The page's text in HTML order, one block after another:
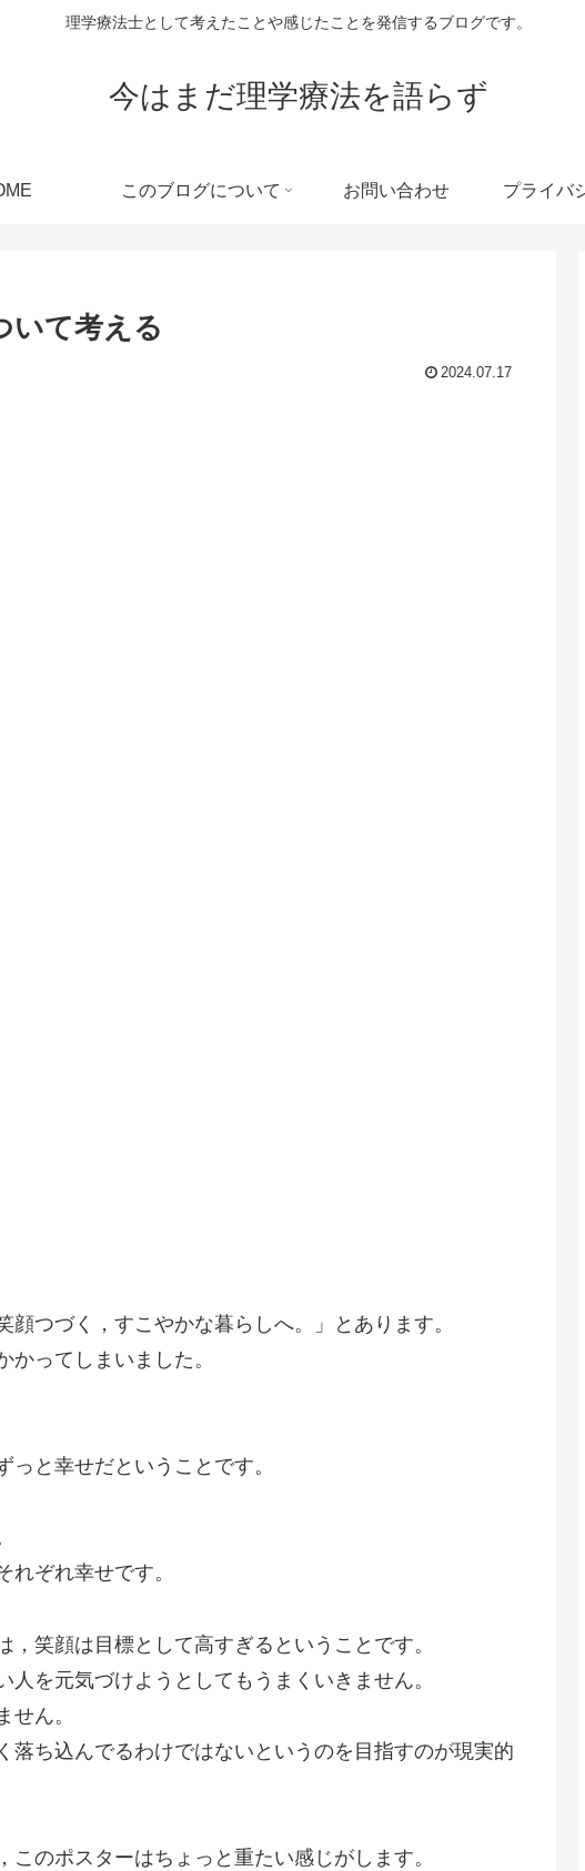
理学療法士として考えたことや感じたことを発信するブログです。
今はまだ理学療法を語らず
このブログについて お問い合わせ プライバ
いて考える
2024.07.17
つづく，すこやかな暮らしへ。」とあります。
ってしまいました。
と幸せだということです。
ぞれ幸せです。
笑顔は目標として高すぎるということです。
を元気づけようとしてもうまくいきません。
せん。
落ち込んでるわけではないというのを目指すのが現実的
のポスターはちょっと重たい感じがします。